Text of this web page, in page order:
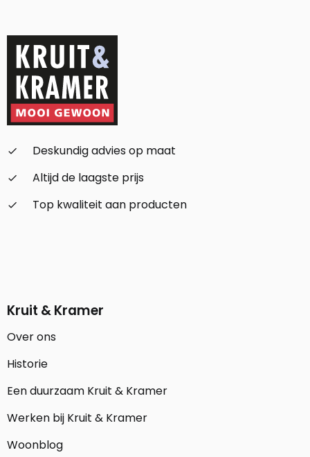
check_small
Deskundig advies op maat
check_small
Altijd de laagste prijs
check_small
Top kwaliteit aan producten
Kruit & Kramer
Over ons
Historie
Een duurzaam Kruit & Kramer
Werken bij Kruit & Kramer
Woonblog